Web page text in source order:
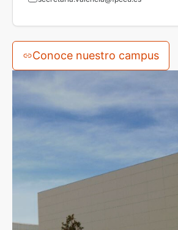
Conoce nuestro campus